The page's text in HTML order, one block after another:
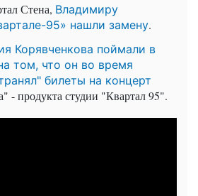
Стена, Владимиру
95» нашли замену.
Корявченкова поймали в
том, что он во время
билеты на концерт
- продукта студии "Квартал 95".